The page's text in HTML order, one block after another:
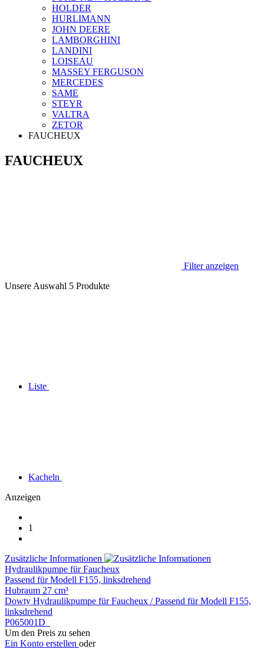
HOLDER
HURLIMANN
JOHN DEERE
LAMBORGHINI
LANDINI
LOISEAU
MASSEY FERGUSON
MERCEDES
SAME
STEYR
VALTRA
ZETOR
FAUCHEUX
FAUCHEUX
Filter anzeigen
Unsere Auswahl 5 Produkte
Liste
Kacheln
Anzeigen
1
Zusätzliche Informationen
Hydraulikpumpe für Faucheux
Passend für Modell F155, linksdrehend
Hubraum 27 cm³
Dowty Hydraulikpumpe für Faucheux / Passend für Modell F155,
linksdrehend
P065001D
Um den Preis zu sehen
Ein Konto erstellen oder